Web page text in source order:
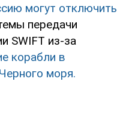
могут отключить
передачи
SWIFT из-за
корабли в
моря.